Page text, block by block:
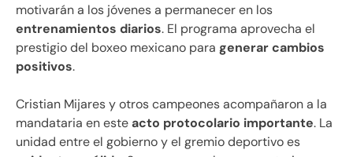
motivarán a los jóvenes a permanecer en los
entrenamientos diarios. El programa aprovecha el
prestigio del boxeo mexicano para generar cambios
positivos.
Cristian Mijares y otros campeones acompañaron a la
mandataria en esteacto protocolario importante. La
unidad entre el gobierno y el gremio deportivo es